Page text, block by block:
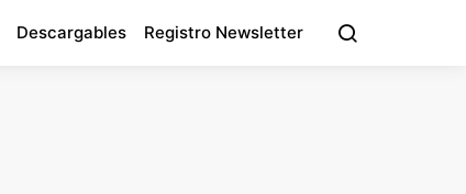
Descargables Registro Newsletter